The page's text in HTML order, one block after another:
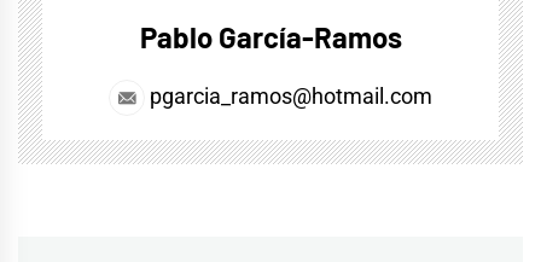
Pablo García-Ramos
pgarcia_ramos@hotmail.com